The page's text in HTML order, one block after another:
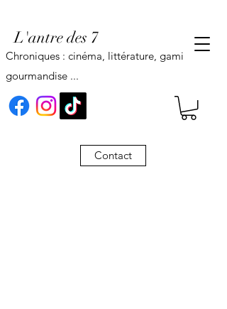
L'antre des 7
Contact
Chroniques : cinéma, littérature, gaming,
gourmandise ...